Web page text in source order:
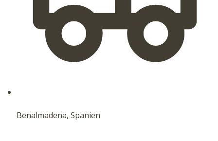
Benalmadena, Spanien